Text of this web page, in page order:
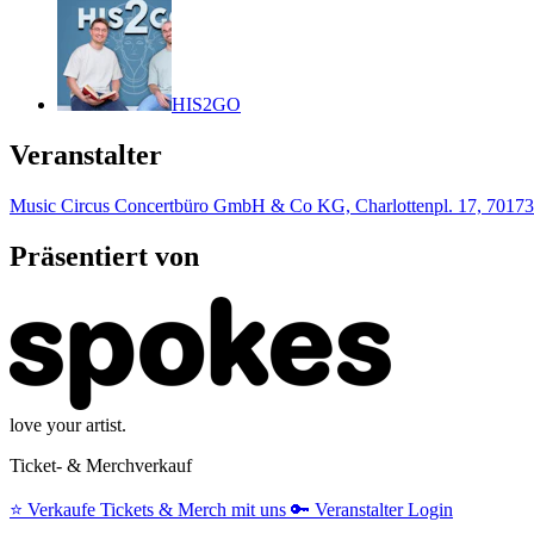
HIS2GO
Veranstalter
Music Circus Concertbüro GmbH & Co KG, Charlottenpl. 17,
Präsentiert von
love your artist.
Ticket- & Merchverkauf
⭐️ Verkaufe Tickets & Merch mit uns 🔑 Veranstalter Login